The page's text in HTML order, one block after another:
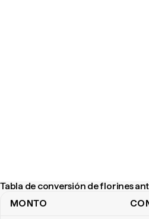
Tabla de conversión de florines
MONTO